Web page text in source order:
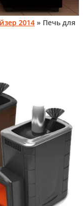
2014 » Печь для